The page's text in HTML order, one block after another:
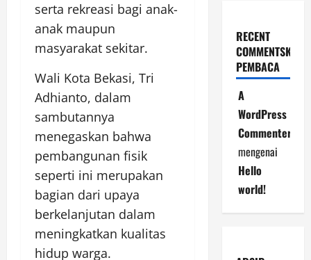
serta rekreasi bagi anak-
anak maupun
masyarakat sekitar.
Wali Kota Bekasi, Tri
Adhianto, dalam
sambutannya
menegaskan bahwa
pembangunan fisik
seperti ini merupakan
bagian dari upaya
berkelanjutan dalam
meningkatkan kualitas
hidup warga.
RECENT
PEMBACA
A
WordPress
Commenter
mengenai
Hello
world!